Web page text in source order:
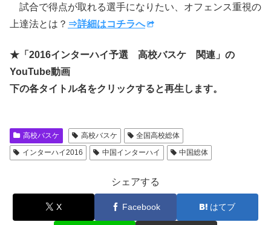
試合で得点が取れる選手になりたい、オフェンス重視の
上達法とは？ ⇒詳細はコチラへ
★「2016インターハイ予選 高校バスケ 関連」の
YouTube動画
下の各タイトル名をクリックすると再生します。
高校バスケ 高校バスケ
全国高校総体
インターハイ2016
中国インターハイ 中国総体
シェアする
X Facebook はてブ